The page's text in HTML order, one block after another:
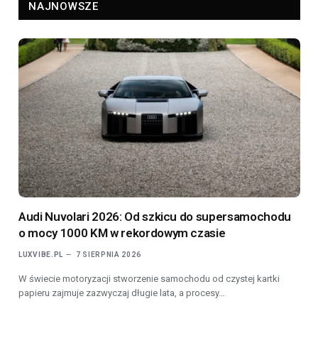
NAJNOWSZE
Audi Nuvolari 2026: Od szkicu do supersamochodu
o mocy 1000 KM w rekordowym czasie
LUXVIBE.PL 7 SIERPNIA 2026
W świecie motoryzacji stworzenie samochodu od czystej kartki
papieru zajmuje zazwyczaj długie lata, a procesy…